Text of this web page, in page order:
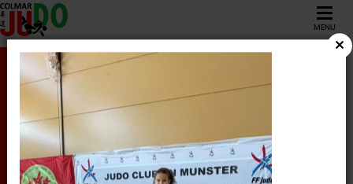
MENU
Mars
2EME TOUR DE
DISTRICT COLMAR
BENJAMIN(E)S